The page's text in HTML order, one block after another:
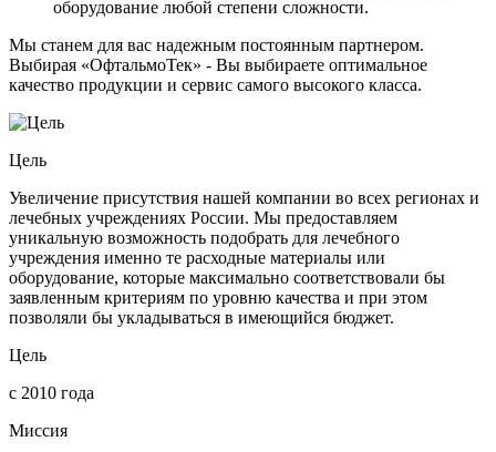
оборудование любой степени сложности.
Мы станем для вас надежным постоянным партнером.
Выбирая «ОфтальмоТек» - Вы выбираете оптимальное
качество продукции и сервис самого высокого класса.
Цель
Увеличение присутствия нашей компании во всех регионах и
лечебных учреждениях России. Мы предоставляем
уникальную возможность подобрать для лечебного
учреждения именно те расходные материалы или
оборудование, которые максимально соответствовали бы
заявленным критериям по уровню качества и при этом
позволяли бы укладываться в имеющийся бюджет.
Цель
с 2010 года
Миссия